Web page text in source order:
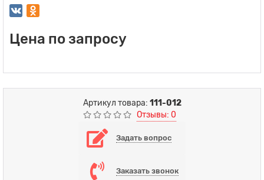
Цена по запросу
Артикул товара: 111-012
Отзывы: 0
Задать вопрос
Заказать звонок